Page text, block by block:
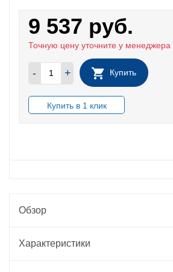
9 537 руб.
Точную цену уточните у менеджера
- + Купить
Обзор
Характеристики